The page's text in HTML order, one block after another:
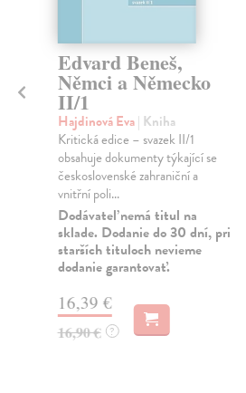
Edvard Beneš,
Němci a Německo
II/1
Hajdinová Eva| Kniha
Kritická edice – svazek II/1
obsahuje dokumenty týkající se
československé zahraniční a
vnitřní poli...
Dodávateľ nemá titul na
sklade. Dodanie do 30 dní, pri
starších tituloch nevieme
dodanie garantovať.
16,39 €
16,90 € ?